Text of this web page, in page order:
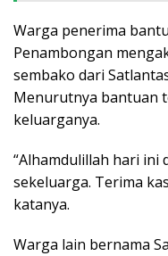
Warga penerima
Penambongan
sembako dari
Menurutnya bantuan
keluarganya.
“Alhamdulillah hari ini
sekeluarga. Terima
katanya.
Warga lain bernama